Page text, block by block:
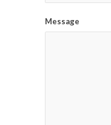
Message